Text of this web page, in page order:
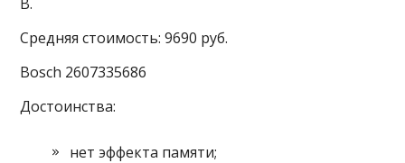
Средняя стоимость: 9690 руб.
Bosch 2607335686
Достоинства:
нет эффекта памяти;